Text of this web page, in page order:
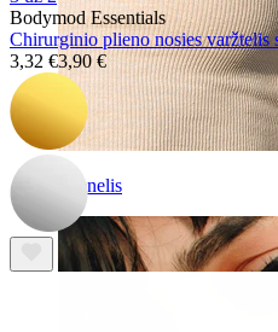
Spenelis
Bodymod Essentials
Chirurginio plieno nosies varžtelis
3,32 €3,90 €